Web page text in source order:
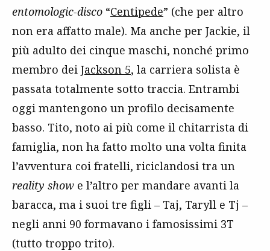
entomologic-disco “Centipede” (che per altro
non era affatto male). Ma anche per Jackie, il
più adulto dei cinque maschi, nonché primo
membro dei Jackson 5, la carriera solista è
passata totalmente sotto traccia. Entrambi
oggi mantengono un profilo decisamente
basso. Tito, noto ai più come il chitarrista di
famiglia, non ha fatto molto una volta finita
l’avventura coi fratelli, riciclandosi tra un
reality show e l’altro per mandare avanti la
baracca, ma i suoi tre figli – Taj, Taryll e Tj –
negli anni 90 formavano i famosissimi 3T
(tutto troppo trito).